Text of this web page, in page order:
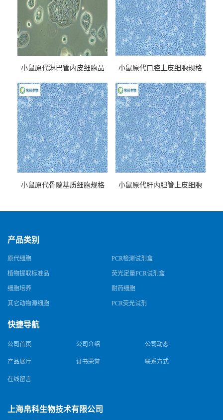
小鼠原代淋巴管内皮细胞品
小鼠原代口腔上皮细胞规格
小鼠原代骨髓基质细胞规格
小鼠原代肝内胆管上皮细胞
产品类别
原代细胞 PCR检测试剂盒
植物提取标准品 荧光定量PCR试剂盒
细胞培养 耐药细胞
其它动物源细胞 PCR荧光试剂
快捷导航
公司首页 公司介绍 公司动态
产品展厅 证书荣誉 联系方式
在线留言
上海帛科生物技术有限公司